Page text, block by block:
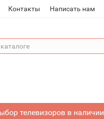
Контакты Написать нам
телевизоров в наличии